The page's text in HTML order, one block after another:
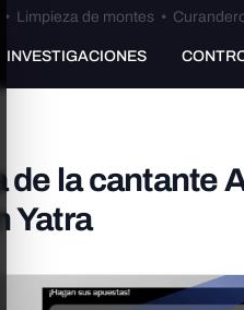
• Limpieza de montes•
INVESTIGACIONES
de la cantante
Yatra